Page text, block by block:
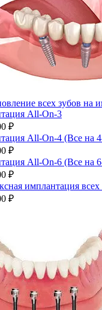
всех зубов на
All-On-3
₽
All-On-4 (Все на
₽
All-On-6 (Все на
₽
имплантация всех
₽